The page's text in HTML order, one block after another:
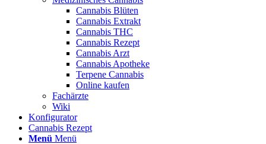
Cannabis Blüten
Cannabis Extrakt
Cannabis THC
Cannabis Rezept
Cannabis Arzt
Cannabis Apotheke
Terpene Cannabis
Online kaufen
Fachärzte
Wiki
Konfigurator
Cannabis Rezept
Menü Menü